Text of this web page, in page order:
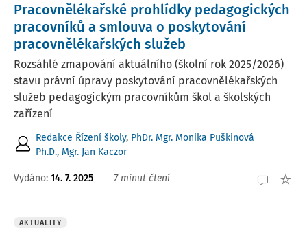
Pracovnělékařské prohlídky pedagogických
pracovníků a smlouva o poskytování
pracovnělékařských služeb
Rozsáhlé zmapování aktuálního (školní rok 2025/2026)
stavu právní úpravy poskytování pracovnělékařských
služeb pedagogickým pracovníkům škol a školských
zařízení
Redakce Řízení školy, PhDr. Mgr. Monika Puškinová
Ph.D., Mgr. Jan Kaczor
Vydáno: 14. 7. 2025 7 minut čtení
AKTUALITY